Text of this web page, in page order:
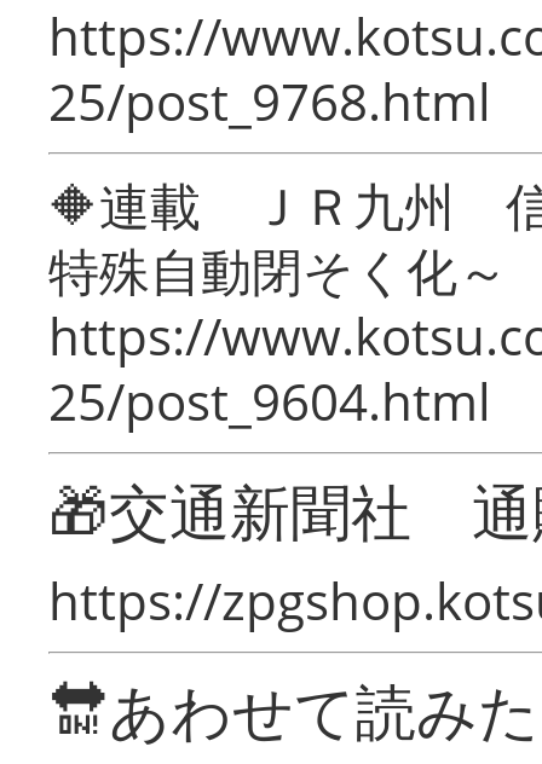
https://
25/post_9768.html
🔶連載 ＪＲ九州 信
特殊自動閉そく化～
https://
25/post_9604.html
🎁交通新聞社
https://
🔛あわせて読み